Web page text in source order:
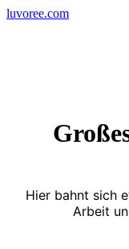
Skip
luvoree.com
Hier bahnt sich
Arbeit